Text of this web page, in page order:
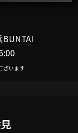
ざいます